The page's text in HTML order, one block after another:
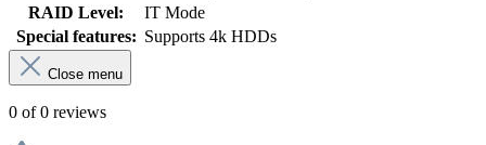
RAID Level:
IT Mode
Special features: Supports 4k HDDs
Close menu
0 of 0 reviews